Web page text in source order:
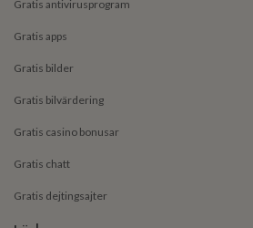
Gratis antivirusprogram
Gratis apps
Gratis bilder
Gratis bilvärdering
Gratis casino bonusar
Gratis chatt
Gratis dejtingsajter